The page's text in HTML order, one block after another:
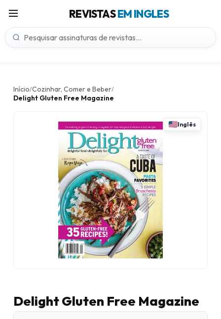
REVISTASEM INGLES
Início/Cozinhar, Comer e Beber/
Delight Gluten Free Magazine
Inglês
Delight Gluten Free Magazine